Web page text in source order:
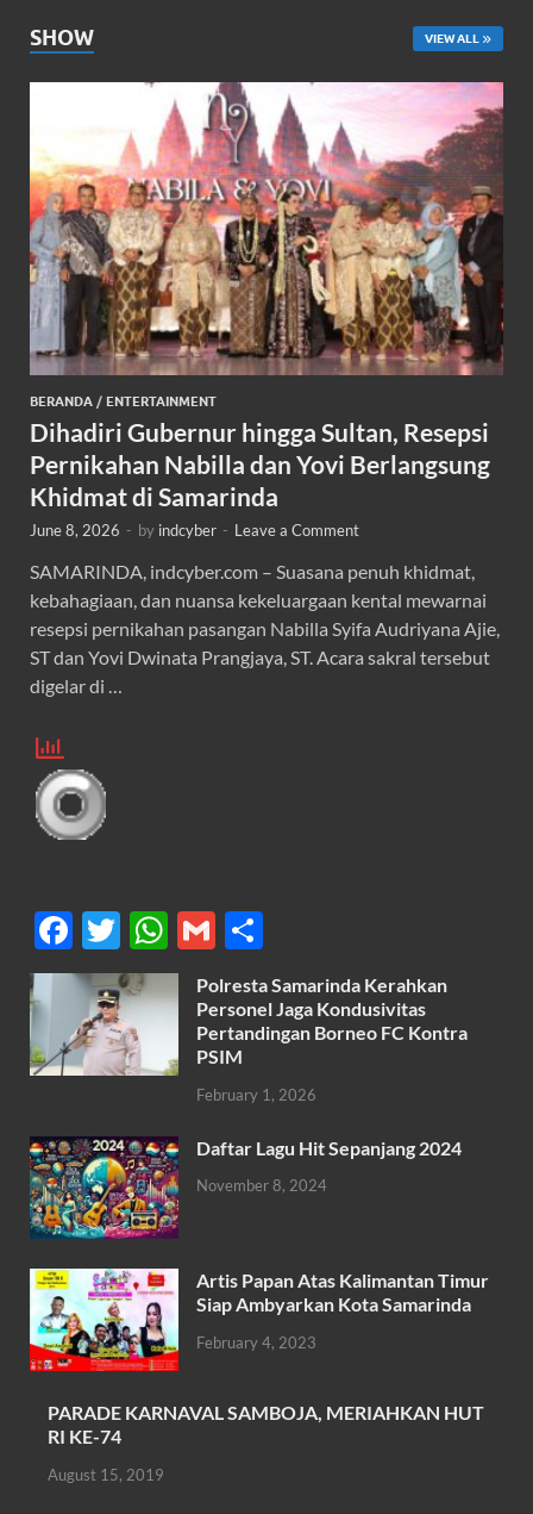
SHOW VIEW ALL
BERANDA / ENTERTAINMENT
Dihadiri Gubernur hingga Sultan, Resepsi
Pernikahan Nabilla dan Yovi Berlangsung
Khidmat di Samarinda
June 8, 2026 - by indcyber - Leave a Comment
SAMARINDA, indcyber.com – Suasana penuh khidmat,
kebahagiaan, dan nuansa kekeluargaan kental mewarnai
resepsi pernikahan pasangan Nabilla Syifa Audriyana Ajie,
ST dan Yovi Dwinata Prangjaya, ST. Acara sakral tersebut
digelar di …
F
ac
e
b
o
k
T
w
itt
er
W
h
at
s
A
p
G
m
ail
h
ar
e
Polresta Samarinda Kerahkan
Personel Jaga Kondusivitas
Pertandingan Borneo FC Kontra
PSIM
February 1, 2026
Daftar Lagu Hit Sepanjang 2024
November 8, 2024
Artis Papan Atas Kalimantan Timur
Siap Ambyarkan Kota Samarinda
February 4, 2023
PARADE KARNAVAL SAMBOJA, MERIAHKAN HUT
RI KE-74
August 15, 2019